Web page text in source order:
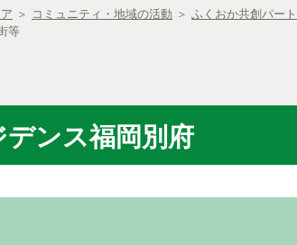
＞ コミュニティ・地域の活動 ＞ ふくおか共創パー
等
ンス福岡別府